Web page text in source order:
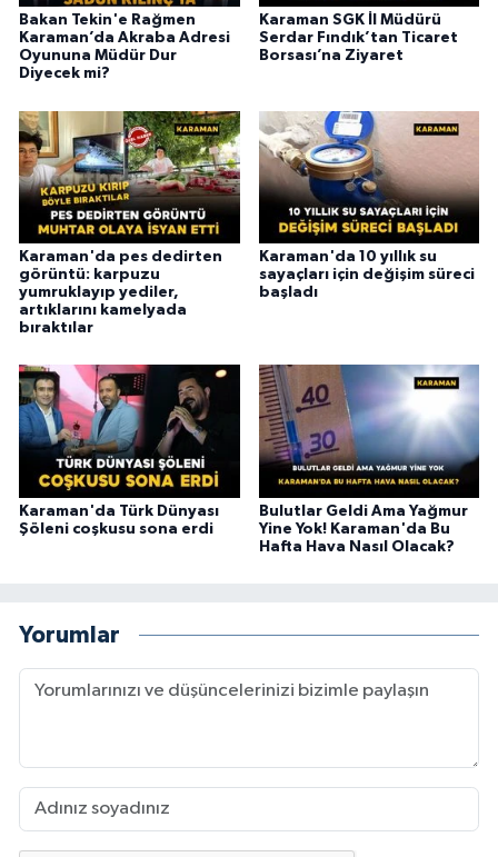
Bakan Tekin'e Rağmen
Karaman’da Akraba Adresi
Oyununa Müdür Dur
Diyecek mi?
Karaman SGK İl Müdürü
Serdar Fındık’tan Ticaret
Borsası’na Ziyaret
Karaman'da pes dedirten
görüntü: karpuzu
yumruklayıp yediler,
artıklarını kamelyada
bıraktılar
Karaman'da 10 yıllık su
sayaçları için değişim süreci
başladı
Karaman'da Türk Dünyası
Şöleni coşkusu sona erdi
Bulutlar Geldi Ama Yağmur
Yine Yok! Karaman'da Bu
Hafta Hava Nasıl Olacak?
Yorumlar